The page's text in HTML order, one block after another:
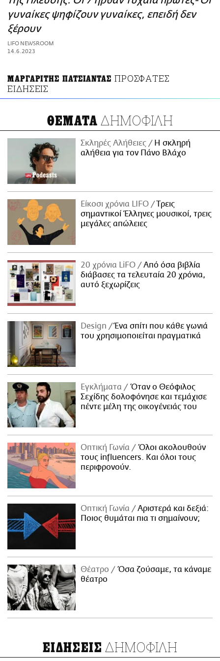
ΑΜΠΑ
PRINT
γυναίκες ψηφίζουν γυναίκες, επειδή δεν
ξέρουν
LIFO NEWSROOM
14.6.2023
ΜΑΡΓΑΡΙΤΗΣ ΠΑΤΣΙΑΝΤΑΣ ΠΡΟΣΦΑΤΕΣ
ΕΙΔΗΣΕΙΣ
ΘΕΜΑΤΑ ΔΗΜΟΦΙΛΗ
Σκληρές Αλήθειες
H σκληρή
αλήθεια για τον Πάνο Βλάχο
Είκοσι χρόνια LIFO
Tρεις
σημαντικοί Έλληνες μουσικοί, τρεις
μεγάλες απώλειες
20 χρόνια LiFO
Από όσα βιβλία
διάβασες τα τελευταία 20 χρόνια,
αυτό ξεχωρίζεις
Design
Ένα σπίτι που κάθε γωνιά
του χρησιμοποιείται πραγματικά
Εγκλήματα
Όταν ο Θεόφιλος
Σεχίδης δολοφόνησε και τεμάχισε
πέντε μέλη της οικογένειάς του
Οπτική Γωνία
Όλοι ακολουθούν
τους influencers. Και όλοι τους
περιφρονούν.
Οπτική Γωνία
Αριστερά και δεξιά:
Ποιος θυμάται πια τι σημαίνουν;
Θέατρο
Όσα ζούσαμε, τα κάναμε
θέατρο
ΕΙΔΗΣΕΙΣ ΔΗΜΟΦΙΛΗ